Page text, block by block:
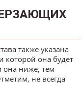
также указана
которой она будет
она ниже, тем
не всегда